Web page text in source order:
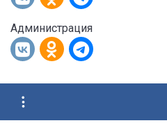
Администрация